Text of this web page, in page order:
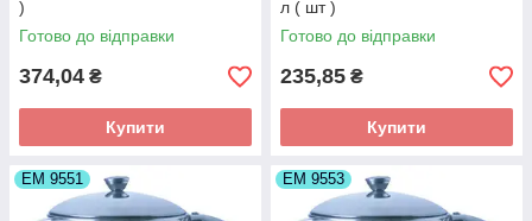
)
Готово до відправки
374,04 ₴
Купити
л ( шт )
Готово до відправки
235,85 ₴
Купити
ЕМ 9551 ЕМ 9553